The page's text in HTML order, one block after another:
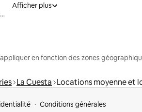
Locations moyenne et longue durée
Afficher plus
en fonction des zones
La Cuesta Locations moyenne et
Conditions générales